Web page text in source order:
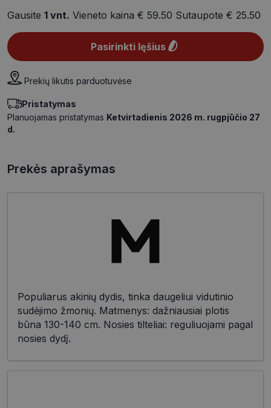
Gausite 1 vnt. Vieneto kaina € 59.50 Sutaupote € 25.50
Pasirinkti lęšius
Prekių likutis parduotuvėse
Pristatymas
Planuojamas pristatymas Ketvirtadienis 2026 m. rugpjūčio 27
d.
Prekės aprašymas
Populiarus akinių dydis, tinka daugeliui vidutinio
sudėjimo žmonių. Matmenys: dažniausiai plotis
būna 130-140 cm. Nosies tilteliai: reguliuojami pagal
nosies dydį.